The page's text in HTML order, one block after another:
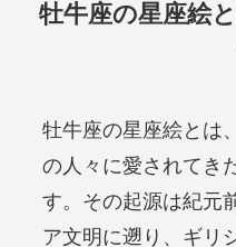
牡牛座の星座絵
牡牛座の星座絵とは
の人々に愛されてき
す。その起源は紀元
ア文明に遡り、ギリ